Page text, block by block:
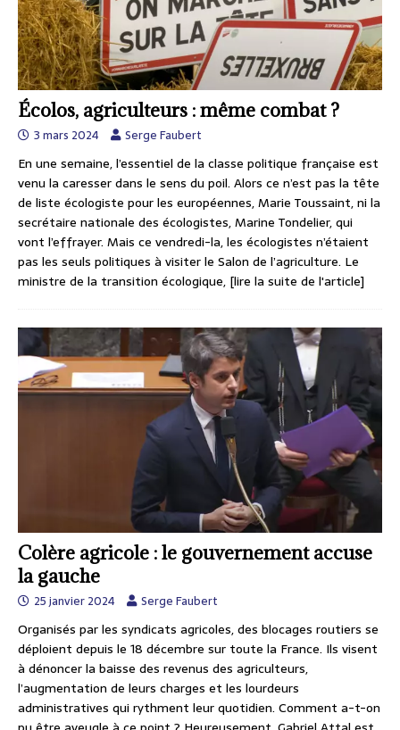
Écolos, agriculteurs : même combat ?
3 mars 2024 Serge Faubert
En une semaine, l’essentiel de la classe politique française est
venu la caresser dans le sens du poil. Alors ce n’est pas la tête
de liste écologiste pour les européennes, Marie Toussaint, ni la
secrétaire nationale des écologistes, Marine Tondelier, qui
vont l’effrayer. Mais ce vendredi-la, les écologistes n’étaient
pas les seuls politiques à visiter le Salon de l’agriculture. Le
ministre de la transition écologique, [lire la suite de l'article]
Colère agricole : le gouvernement accuse
la gauche
25 janvier 2024 Serge Faubert
Organisés par les syndicats agricoles, des blocages routiers se
déploient depuis le 18 décembre sur toute la France. Ils visent
à dénoncer la baisse des revenus des agriculteurs,
l’augmentation de leurs charges et les lourdeurs
administratives qui rythment leur quotidien. Comment a-t-on